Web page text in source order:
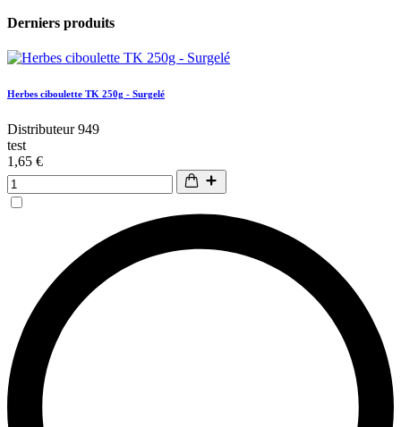
Derniers produits
Herbes ciboulette TK 250g - Surgelé
Distributeur 949
test
1,65 €